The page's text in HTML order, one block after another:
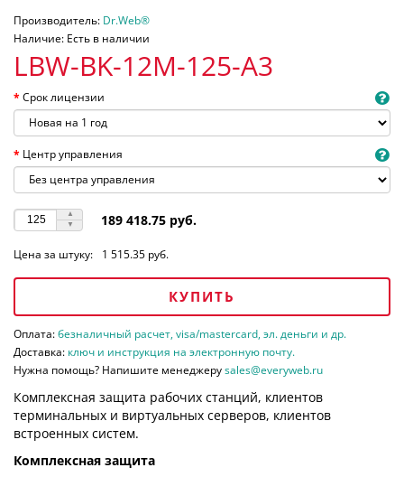
Производитель: Dr.Web®
Наличие: Есть в наличии
LBW-BK-12M-125-A3
Срок лицензии
Центр управления
189 418.75 руб.
Цена за штуку: 1 515.35 руб.
КУПИТЬ
Оплата:безналичный расчет, visa/mastercard, эл. деньги и др.
Доставка: ключ и инструкция на электронную почту.
Нужна помощь? Напишите менеджеруsales@everyweb.ru
Комплексная защита рабочих станций, клиентов
терминальных и виртуальных серверов, клиентов
встроенных систем.
Комплексная защита